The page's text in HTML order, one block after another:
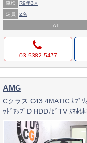
車検 R9年3月
定員 2名
AT
03-5382-5477
AMG
Cクラス C43 4MATIC ｶﾌﾞ
ｯﾄﾞｱｯﾌﾟD HDDﾅﾋﾞTV ｽﾏﾎ
用装備&ﾁｭｰﾆﾝｸﾞﾀﾞｲﾅﾐｯｸｾﾚ